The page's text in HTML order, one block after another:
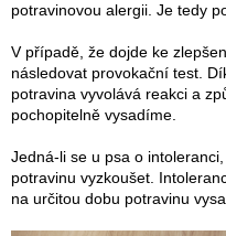
potravinovou alergii. Je tedy
V případě, že dojde ke
následovat provokační test.
potravina vyvolává reakci a
pochopitelně vysadíme.
Jedná-li se u psa o
potravinu vyzkoušet.
na určitou dobu potravinu